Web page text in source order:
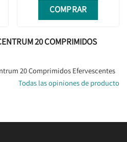
COMPRAR
20 COMPRIMIDOS
20 Comprimidos Efervescentes
Todas las opiniones de producto